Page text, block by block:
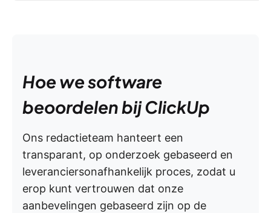
Hoe we software
beoordelen bij ClickUp
Ons redactieteam hanteert een
transparant, op onderzoek gebaseerd en
leveranciersonafhankelijk proces, zodat u
erop kunt vertrouwen dat onze
aanbevelingen gebaseerd zijn op de